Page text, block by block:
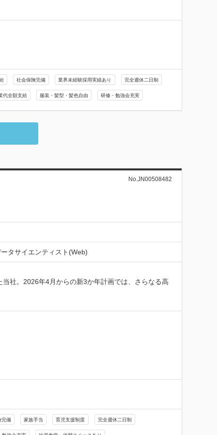
社会保険完備 業界未経験採用実績あり 完全週休二日制
代全額支給 服装・髪型・髪色自由 研修・勉強会充実
No.JN00508482
タサイエンティスト(Web)
社。2026年4月からの新3か年計画では、さらなる高
完備 家族手当 育児支援制度 完全週休二日制